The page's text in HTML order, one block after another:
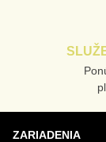
ZARIADENIA